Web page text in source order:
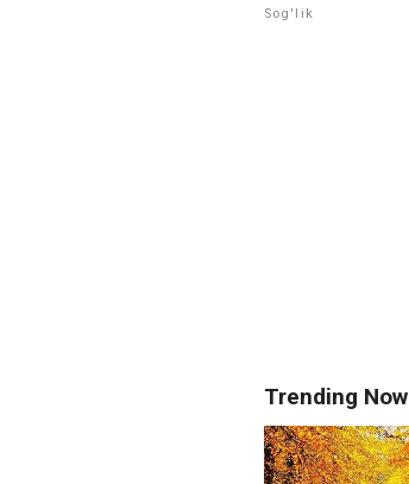
Sog'lik
Trending Now